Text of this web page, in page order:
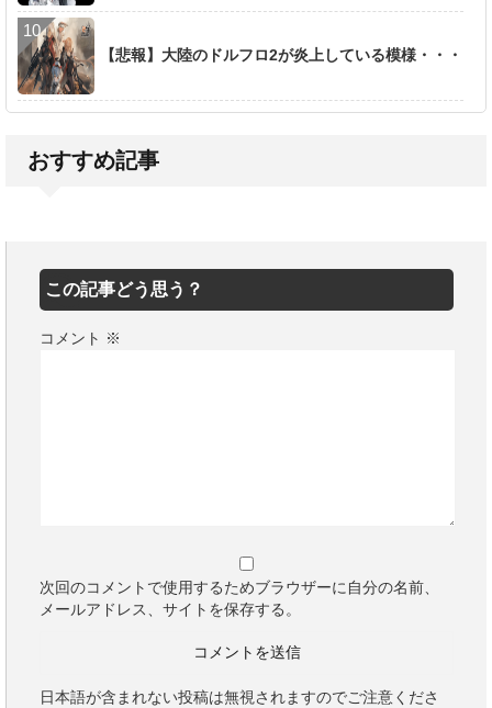
【悲報】大陸のドルフロ2が炎上している模様・・・
おすすめ記事
この記事どう思う？
コメント ※
次回のコメントで使用するためブラウザーに自分の名前、
メールアドレス、サイトを保存する。
日本語が含まれない投稿は無視されますのでご注意くださ